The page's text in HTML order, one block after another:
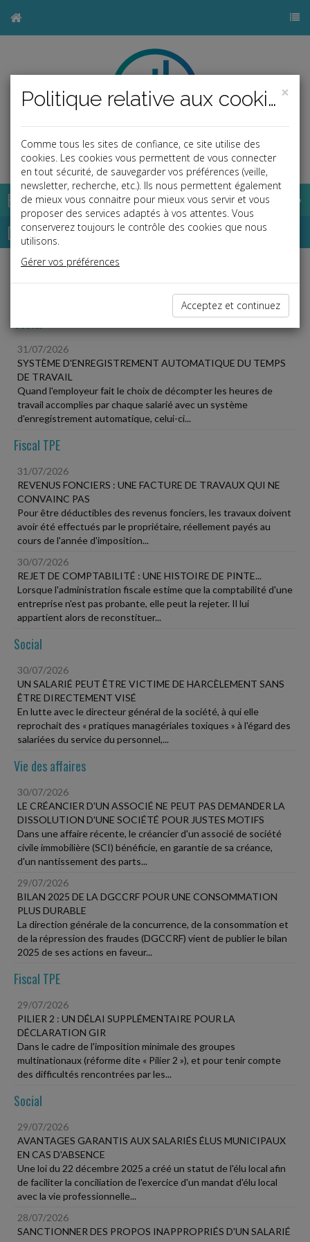
Base documentaire
Dépêches
Liste des dernières dépêches
31/07/2026
SYSTÈME D'ENREGISTREMENT AUTOMATIQUE DU TEMPS
DE TRAVAIL
Quand l'employeur fait le choix de décompter les heures de
travail accomplies par chaque salarié avec un système
d'enregistrement automatique, celui-ci...
Fiscal TPE
31/07/2026
REVENUS FONCIERS : UNE FACTURE DE TRAVAUX QUI NE
CONVAINC PAS
Pour être déductibles des revenus fonciers, les travaux doivent
avoir été effectués par le propriétaire, réellement payés au
cours de l'année d'imposition...
30/07/2026
REJET DE COMPTABILITÉ : UNE HISTOIRE DE PINTE...
Lorsque l'administration fiscale estime que la comptabilité d'une
entreprise n'est pas probante, elle peut la rejeter. Il lui
appartient alors de reconstituer...
Social
30/07/2026
UN SALARIÉ PEUT ÊTRE VICTIME DE HARCÈLEMENT SANS
ÊTRE DIRECTEMENT VISÉ
En lutte avec le directeur général de la société, à qui elle
reprochait des « pratiques managériales toxiques » à l'égard des
salariées du service du personnel,...
Vie des affaires
30/07/2026
LE CRÉANCIER D'UN ASSOCIÉ NE PEUT PAS DEMANDER LA
DISSOLUTION D'UNE SOCIÉTÉ POUR JUSTES MOTIFS
Dans une affaire récente, le créancier d'un associé de société
civile immobilière (SCI) bénéficie, en garantie de sa créance,
d'un nantissement des parts...
29/07/2026
BILAN 2025 DE LA DGCCRF POUR UNE CONSOMMATION
PLUS DURABLE
La direction générale de la concurrence, de la consommation et
de la répression des fraudes (DGCCRF) vient de publier le bilan
2025 de ses actions en faveur...
Fiscal TPE
29/07/2026
PILIER 2 : UN DÉLAI SUPPLÉMENTAIRE POUR LA
DÉCLARATION GIR
Dans le cadre de l'imposition minimale des groupes
multinationaux (réforme dite « Pilier 2 »), et pour tenir compte
des difficultés rencontrées par les...
Social
29/07/2026
AVANTAGES GARANTIS AUX SALARIÉS ÉLUS MUNICIPAUX
EN CAS D'ABSENCE
Une loi du 22 décembre 2025 a créé un statut de l'élu local afin
de faciliter la conciliation de l'exercice d'un mandat d'élu local
avec la vie professionnelle...
28/07/2026
SANCTIONNER DES PROPOS INAPPROPRIÉS D'UN SALARIÉ
×
Politique relative aux cookies
Comme tous les sites de confiance, ce site utilise des
cookies. Les cookies vous permettent de vous connecter
en tout sécurité, de sauvegarder vos préférences (veille,
newsletter, recherche, etc.). Ils nous permettent également
de mieux vous connaitre pour mieux vous servir et vous
proposer des services adaptés à vos attentes. Vous
conserverez toujours le contrôle des cookies que nous
utilisons.
Gérer vos préférences
Acceptez et continuez